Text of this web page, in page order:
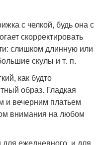
с челкой, будь она с
скорректировать
слишком длинную или
скулы и т. п.
как будто
образ. Гладкая
и вечерним платьем
внимания на любом
для ежедневного, и для